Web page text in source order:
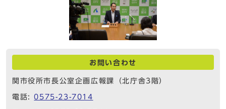
お問い合わせ
関市役所市長公室企画広報課（北庁舎3階）
電話:0575-23-7014